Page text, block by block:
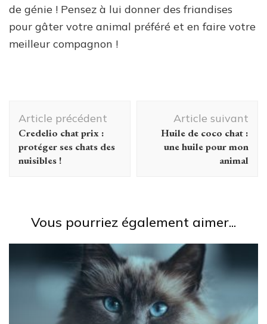
de génie ! Pensez à lui donner des friandises
pour gâter votre animal préféré et en faire votre
meilleur compagnon !
d'article
Article précédent
Credelio chat prix :
protéger ses chats des
nuisibles !
Article suivant
Huile de coco chat :
une huile pour mon
animal
Vous pourriez également aimer...